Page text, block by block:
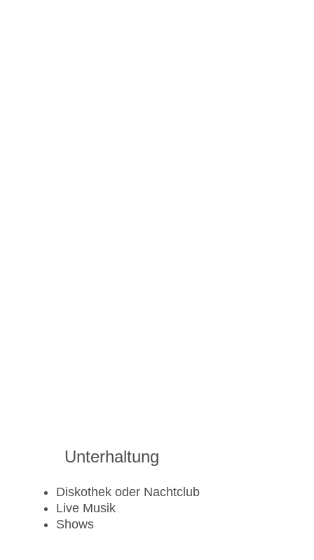
Unterhaltung
Diskothek oder Nachtclub
Live Musik
Shows